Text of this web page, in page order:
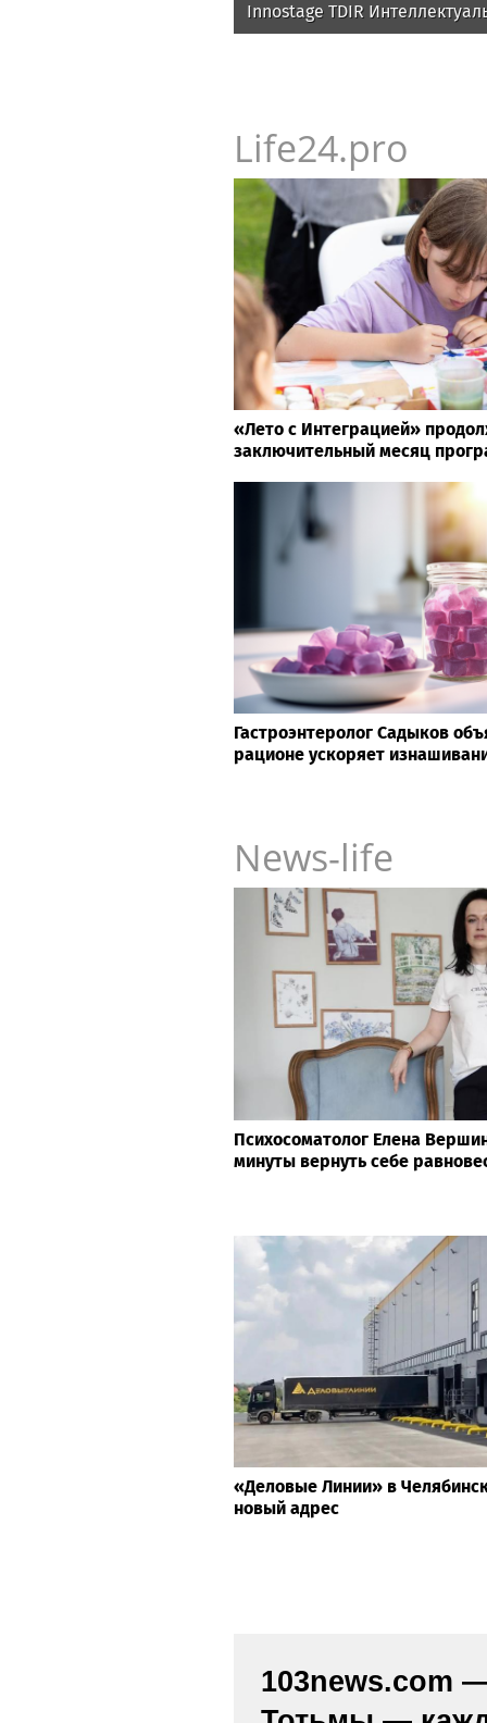
Innostage TDIR
автоматизация
Life24.pro
«Лето с Интеграцией»
заключительный месяц
Гастроэнтеролог Садыков
рационе ускоряет
News-life
Психосоматолог Елена
минуты вернуть себе
«Деловые Линии» в
новый адрес
103news.com